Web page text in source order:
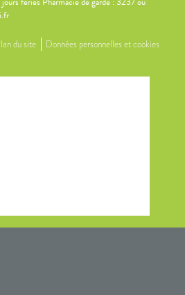
du site Données personnelles et cookies